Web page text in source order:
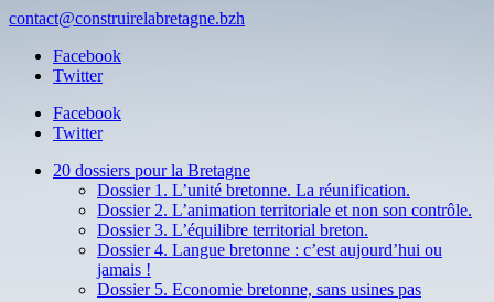
contact@construirelabretagne.bzh
Facebook
Twitter
Facebook
Twitter
20 dossiers pour la Bretagne
Dossier 1. L’unité bretonne. La réunification.
Dossier 2. L’animation territoriale et non son contrôle.
Dossier 3. L’équilibre territorial breton.
Dossier 4. Langue bretonne : c’est aujourd’hui ou
jamais !
Dossier 5. Economie bretonne, sans usines pas